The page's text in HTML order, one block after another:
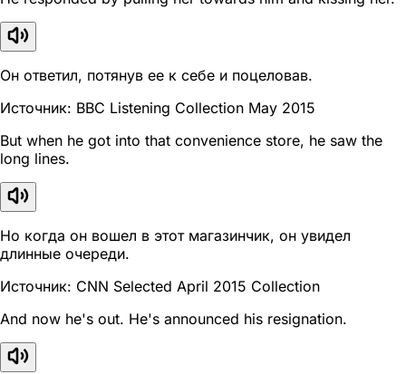
Он ответил, потянув ее к себе и поцеловав.
Источник: BBC Listening Collection May 2015
But when he got into that convenience store, he saw the
long lines.
Но когда он вошел в этот магазинчик, он увидел
длинные очереди.
Источник: CNN Selected April 2015 Collection
And now he's out. He's announced his resignation.